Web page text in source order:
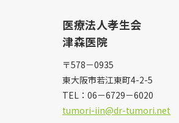
医療法人孝生会
津森医院
〒578－0935
東大阪市若江東町4-2-5
TEL： 06－6729－6020
tumori-iin@dr-tumori.net